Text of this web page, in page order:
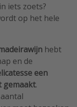
iets zoets?
op het hele
hebt
en de
een
gemaakt.